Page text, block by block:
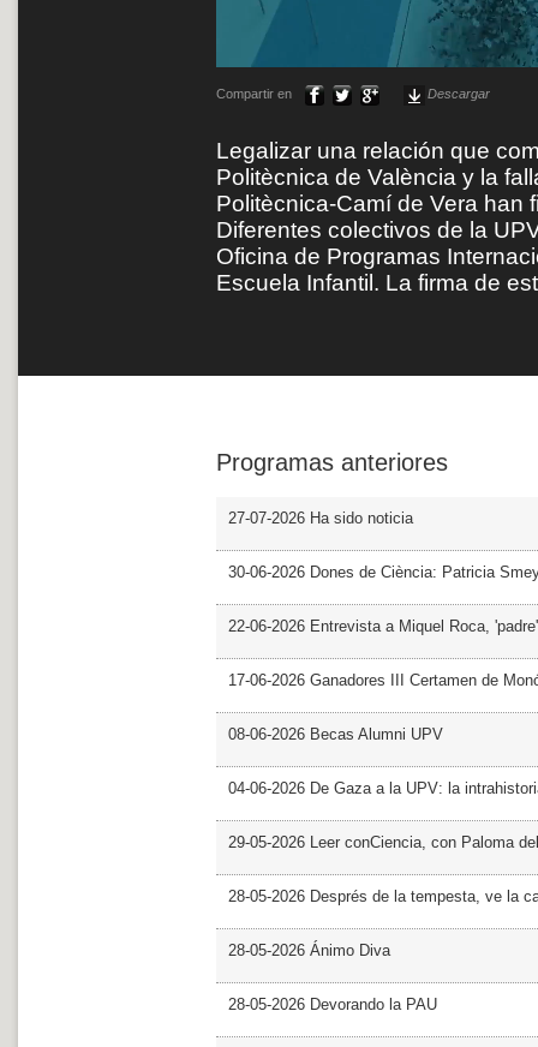
Compartir en Descargar
Legalizar una relación que
Politècnica de València y la
Politècnica-Camí de Vera han
Diferentes colectivos de la
Oficina de Programas
Escuela Infantil. La firma de
Programas anteriores
27-07-2026 Ha sido noticia
30-06-2026 Dones de Ciència: Patricia
22-06-2026 Entrevista a Miquel Roca,
17-06-2026 Ganadores III Certamen de
08-06-2026 Becas Alumni UPV
04-06-2026 De Gaza a la UPV: la
29-05-2026 Leer conCiencia, con Paloma
28-05-2026 Després de la tempesta, ve la
28-05-2026 Ánimo Diva
28-05-2026 Devorando la PAU